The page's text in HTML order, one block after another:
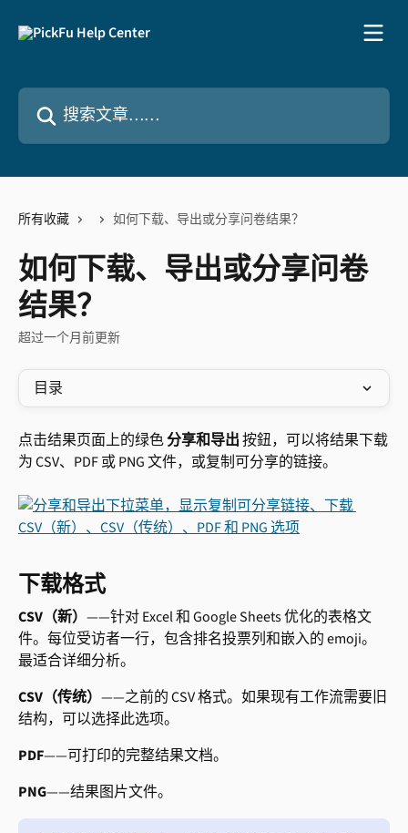
搜索文章……
所有收藏 如何下载、导出或分享问卷结果？
如何下载、导出或分享问卷
结果？
超过一个月前更新
目录
点击结果页面上的绿色 分享和导出 按鈕，可以将结果下载
为 CSV、PDF 或 PNG 文件，或复制可分享的链接。
下载格式
CSV（新） ——针对 Excel 和 Google Sheets 优化的表格文
件。每位受访者一行，包含排名投票列和嵌入的 emoji。
最适合详细分析。
CSV（传统） ——之前的 CSV 格式。如果现有工作流需要旧
结构，可以选择此选项。
PDF——可打印的完整结果文档。
PNG——结果图片文件。